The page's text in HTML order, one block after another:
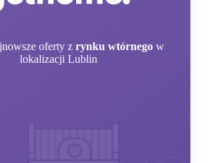
oferty z rynku wtórnego w
lokalizacji Lublin